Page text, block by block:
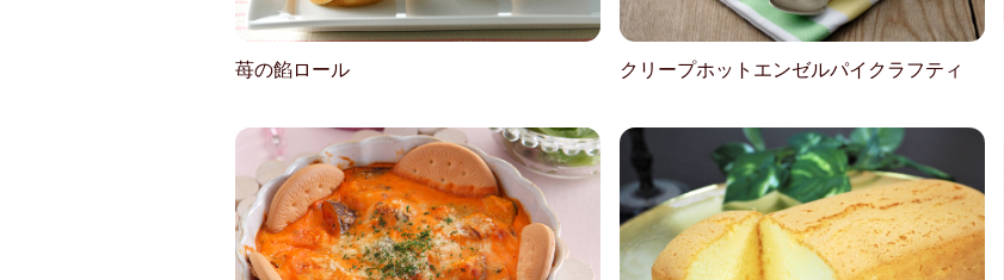
苺の餡ロール クリープホットエンゼルパイクラフティ